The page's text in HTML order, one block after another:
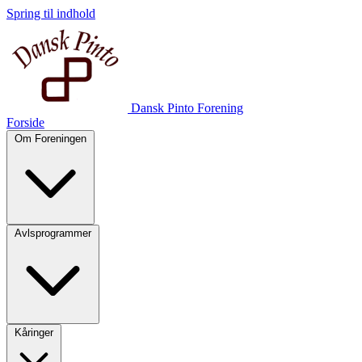
Spring til indhold
Dansk Pinto Forening
Forside
Om Foreningen
Avlsprogrammer
Kåringer